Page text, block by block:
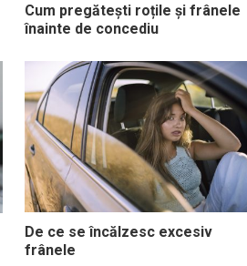
Cum pregătești roțile și frânele
înainte de concediu
De ce se încălzesc excesiv
frânele